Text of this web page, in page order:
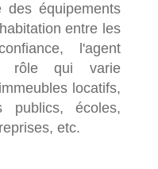
des équipements
entre les
l'agent
rôle qui varie
locatifs,
publics, écoles,
etc.